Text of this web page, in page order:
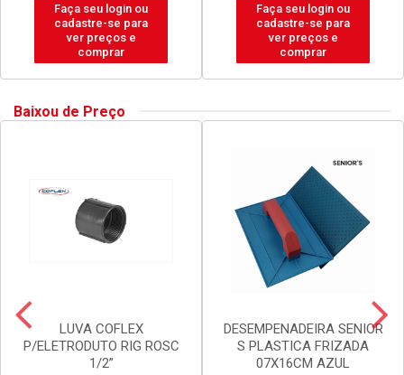
Faça seu login ou
cadastre-se para
ver preços e
comprar
Faça seu login ou
cadastre-se para
ver preços e
comprar
Baixou de Preço
LUVA COFLEX
P/ELETRODUTO RIG ROSC
1/2”
DESEMPENADEIRA SENIOR
S PLASTICA FRIZADA
07X16CM AZUL